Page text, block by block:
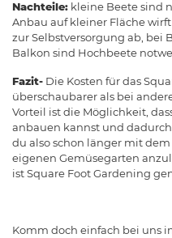
Nachteile: kleine Beete sind
Anbau auf kleiner Fläche
zur Selbstversorgung ab, bei
Balkon sind Hochbeete
Fazit- Die Kosten für das
überschaubarer als bei
Vorteil ist die Möglichkeit,
anbauen kannst und
du also schon länger mit
eigenen Gemüsegarten
ist Square Foot Gardening
Komm doch einfach bei uns